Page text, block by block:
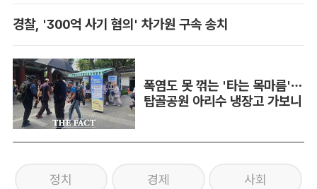
경찰, '300억 사기 혐의' 차가원 구속 송치
폭염도 못 꺾는 '타는 목마름'…
탑골공원 아리수 냉장고 가보니
정치 경제 사회